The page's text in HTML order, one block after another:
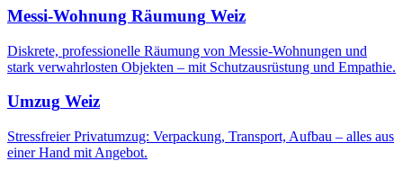
Messi-Wohnung Räumung Weiz
Diskrete, professionelle Räumung von Messie-Wohnungen und
stark verwahrlosten Objekten – mit Schutzausrüstung und Empathie.
Umzug Weiz
Stressfreier Privatumzug: Verpackung, Transport, Aufbau – alles aus
einer Hand mit Angebot.